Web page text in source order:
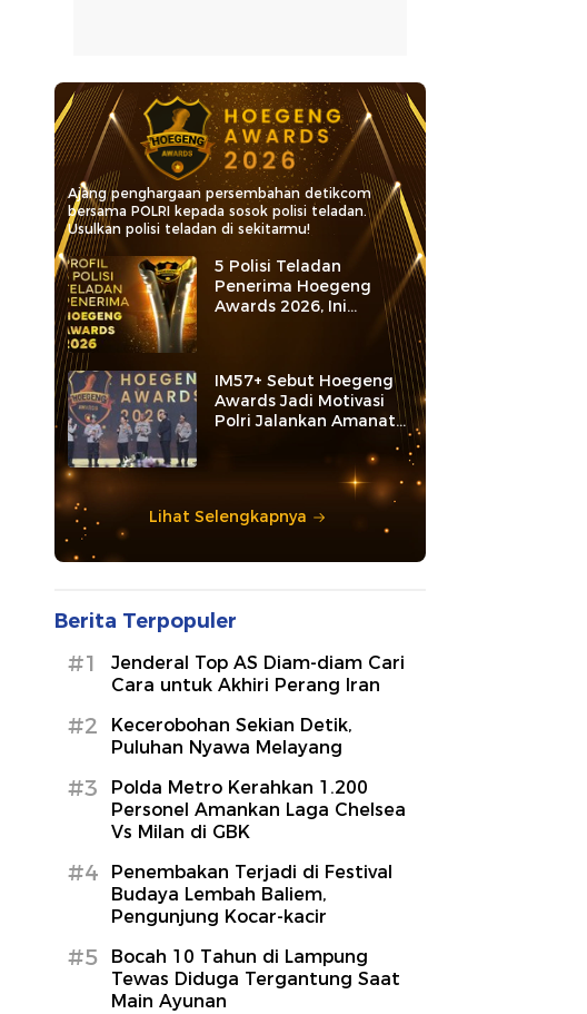
Ajang penghargaan persembahan detikcom
bersama POLRI kepada sosok polisi teladan.
Usulkan polisi teladan di sekitarmu!
5 Polisi Teladan
Penerima Hoegeng
Awards 2026, Ini
Kategori dan Kiprahnya
IM57+ Sebut Hoegeng
Awards Jadi Motivasi
Polri Jalankan Amanat
Lihat Selengkapnya
Berita Terpopuler
#1
Jenderal Top AS Diam-diam Cari
Cara untuk Akhiri Perang Iran
#2
Kecerobohan Sekian Detik,
Puluhan Nyawa Melayang
#3
Polda Metro Kerahkan 1.200
Personel Amankan Laga Chelsea
Vs Milan di GBK
#4
Penembakan Terjadi di Festival
Budaya Lembah Baliem,
Pengunjung Kocar-kacir
#5
Bocah 10 Tahun di Lampung
Tewas Diduga Tergantung Saat
Main Ayunan